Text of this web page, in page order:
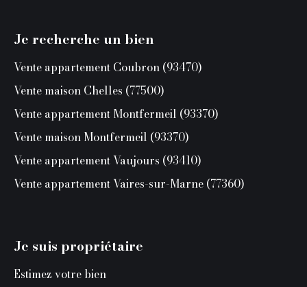
Je recherche un bien
Vente appartement Coubron (93470)
Vente maison Chelles (77500)
Vente appartement Montfermeil (93370)
Vente maison Montfermeil (93370)
Vente appartement Vaujours (93410)
Vente appartement Vaires-sur-Marne (77360)
Je suis propriétaire
Estimez votre bien